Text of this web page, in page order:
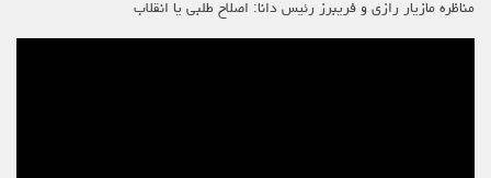
مناظره مازیار رازی و فریبرز رئیس دانا: اصلاح طلبی یا انقلاب